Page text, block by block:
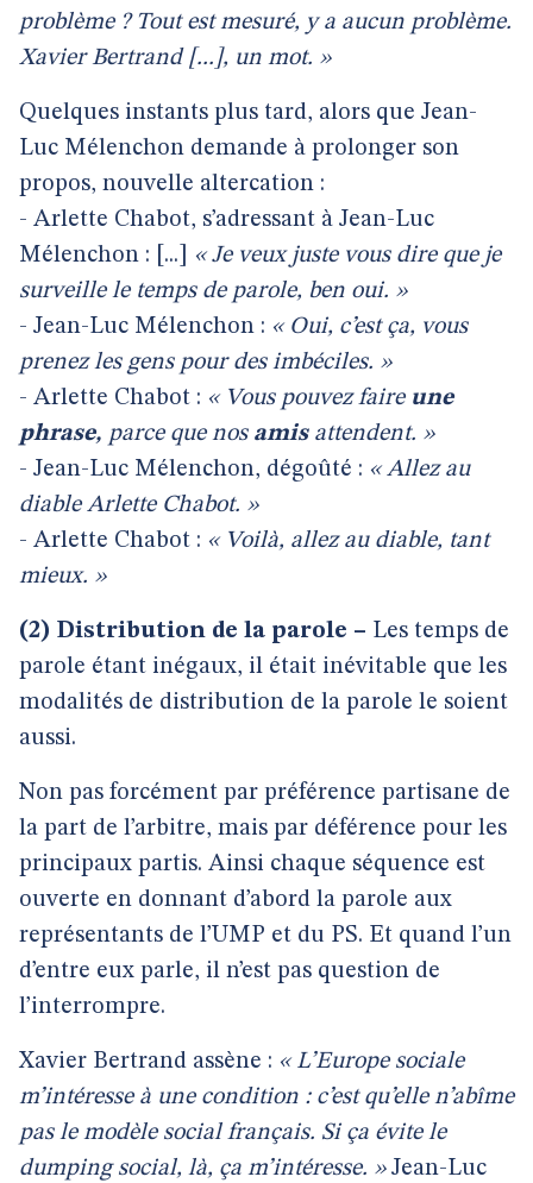
problème ? Tout est mesuré, y a aucun problème.
Xavier Bertrand [...], un mot. »
Quelques instants plus tard, alors que Jean-
Luc Mélenchon demande à prolonger son
propos, nouvelle altercation :
- Arlette Chabot, s’adressant à Jean-Luc
Mélenchon : [...] « Je veux juste vous dire que je
surveille le temps de parole, ben oui. »
- Jean-Luc Mélenchon : « Oui, c’est ça, vous
prenez les gens pour des imbéciles. »
- Arlette Chabot : « Vous pouvez faire une
phrase, parce que nos amis attendent. »
- Jean-Luc Mélenchon, dégoûté : « Allez au
diable Arlette Chabot. »
- Arlette Chabot : « Voilà, allez au diable, tant
mieux. »
(2) Distribution de la parole – Les temps de
parole étant inégaux, il était inévitable que les
modalités de distribution de la parole le soient
aussi.
Non pas forcément par préférence partisane de
la part de l’arbitre, mais par déférence pour les
principaux partis. Ainsi chaque séquence est
ouverte en donnant d’abord la parole aux
représentants de l’UMP et du PS. Et quand l’un
d’entre eux parle, il n’est pas question de
l’interrompre.
Xavier Bertrand assène : « L’Europe sociale
m’intéresse à une condition : c’est qu’elle n’abîme
pas le modèle social français. Si ça évite le
dumping social, là, ça m’intéresse. »Jean-Luc